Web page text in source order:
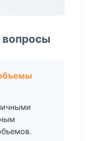
вопросы